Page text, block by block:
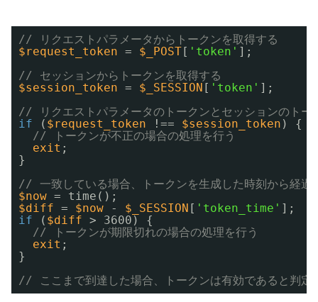
// リクエストパラメータからトークンを取得する
$request_token = $_POST[ 'token' ];
// セッションからトークンを取得する
$session_token = $_SESSION [ 'token' ];
// リクエストパラメータのトークンとセッションのトー
if
( $request_token !== $session_token ) {
// トークンが不正の場合の処理を行う
exit ;
}
// 一致している場合、トークンを生成した時刻から経過
$now = time();
$diff = $now - $_SESSION [ 'token_time' ];
if
( $diff > 3600) {
// トークンが期限切れの場合の処理を行う
exit ;
}
// ここまで到達した場合、トークンは有効であると判定